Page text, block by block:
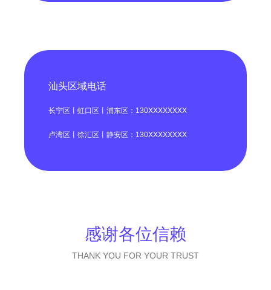
汕头区域电话
长宁区丨虹口区丨浦东区：130XXXXXXXX
卢湾区丨徐汇区丨静安区：130XXXXXXXX
感谢各位信赖
THANK YOU FOR YOUR TRUST